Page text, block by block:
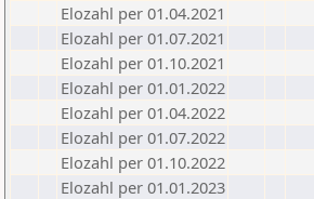
Elozahl per 01.04.2021
Elozahl per 01.07.2021
Elozahl per 01.10.2021
Elozahl per 01.01.2022
Elozahl per 01.04.2022
Elozahl per 01.07.2022
Elozahl per 01.10.2022
Elozahl per 01.01.2023